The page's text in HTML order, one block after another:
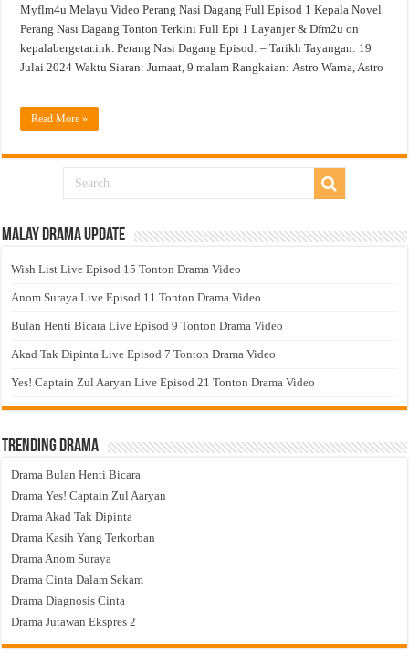
Myflm4u Melayu Video Perang Nasi Dagang Full Episod 1 Kepala Novel
Perang Nasi Dagang Tonton Terkini Full Epi 1 Layanjer & Dfm2u on
kepalabergetar.ink. Perang Nasi Dagang Episod: – Tarikh Tayangan: 19
Julai 2024 Waktu Siaran: Jumaat, 9 malam Rangkaian: Astro Warna, Astro
Read More »
Malay Drama Update
Wish List Live Episod 15 Tonton Drama Video
Anom Suraya Live Episod 11 Tonton Drama Video
Bulan Henti Bicara Live Episod 9 Tonton Drama Video
Akad Tak Dipinta Live Episod 7 Tonton Drama Video
Yes! Captain Zul Aaryan Live Episod 21 Tonton Drama Video
Trending Drama
Drama Bulan Henti Bicara
Drama Yes! Captain Zul Aaryan
Drama Akad Tak Dipinta
Drama Kasih Yang Terkorban
Drama Anom Suraya
Drama Cinta Dalam Sekam
Drama Diagnosis Cinta
Drama Jutawan Ekspres 2